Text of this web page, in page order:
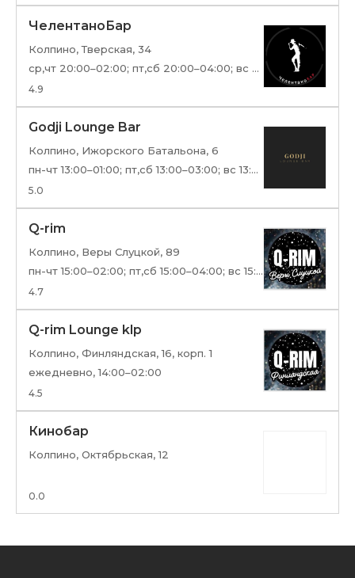
ЧелентаноБар
Колпино, Тверская, 34
ср,чт 20:00–02:00; пт,сб 20:00–04:00; вс 20:00–02:00
4.9
Godji Lounge Bar
Колпино, Ижорского Батальона, 6
пн-чт 13:00–01:00; пт,сб 13:00–03:00; вс 13:00–01:00
5.0
Q-rim
Колпино, Веры Слуцкой, 89
пн-чт 15:00–02:00; пт,сб 15:00–04:00; вс 15:00–02:00
4.7
Q-rim Lounge klp
Колпино, Финляндская, 16, корп. 1
ежедневно, 14:00–02:00
4.5
Кинобар
Колпино, Октябрьская, 12
0.0